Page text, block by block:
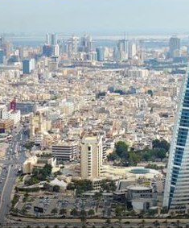
La
METEO
Briefings
FLASH